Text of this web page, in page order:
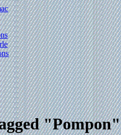
"Pompon"